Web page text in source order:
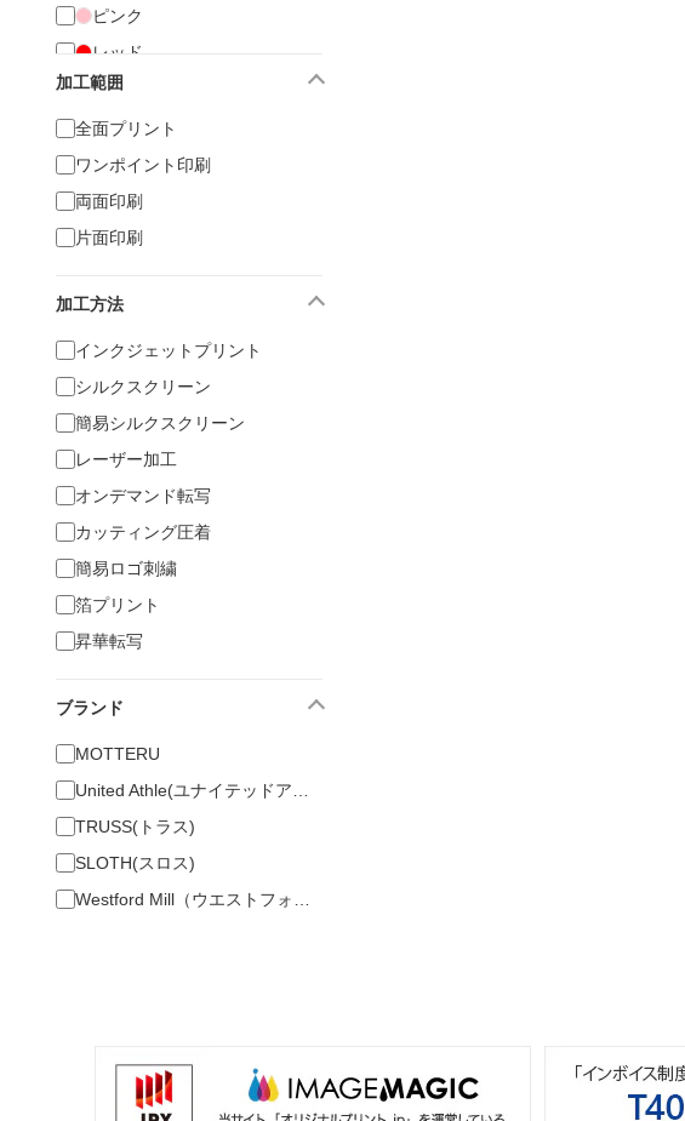
ピンク
レッド
オレンジ
マルチ
加工範囲
全面プリント
ワンポイント印刷
両面印刷
片面印刷
加工方法
インクジェットプリント
シルクスクリーン
簡易シルクスクリーン
レーザー加工
オンデマンド転写
カッティング圧着
簡易ロゴ刺繍
箔プリント
昇華転写
ブランド
MOTTERU
TRUSS(トラス)
SLOTH(スロス)